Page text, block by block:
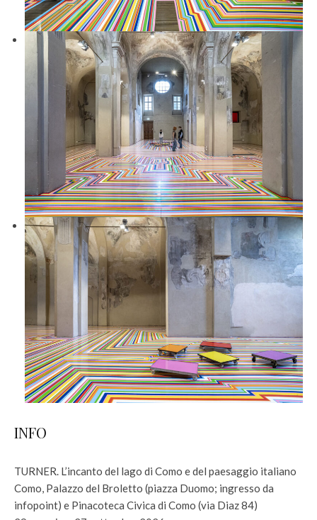
INFO
TURNER. L’incanto del lago di Como e del paesaggio italiano
Como, Palazzo del Broletto (piazza Duomo; ingresso da
infopoint) e Pinacoteca Civica di Como (via Diaz 84)